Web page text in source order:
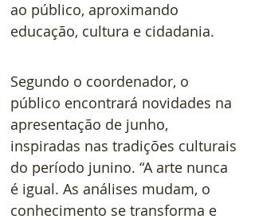
ao público, aproximando
educação, cultura e cidadania.
Segundo o coordenador, o
público encontrará novidades na
apresentação de junho,
inspiradas nas tradições culturais
do período junino. “A arte nunca
é igual. As análises mudam, o
conhecimento se transforma e